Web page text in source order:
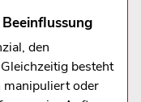
den
besteht
manipuliert oder